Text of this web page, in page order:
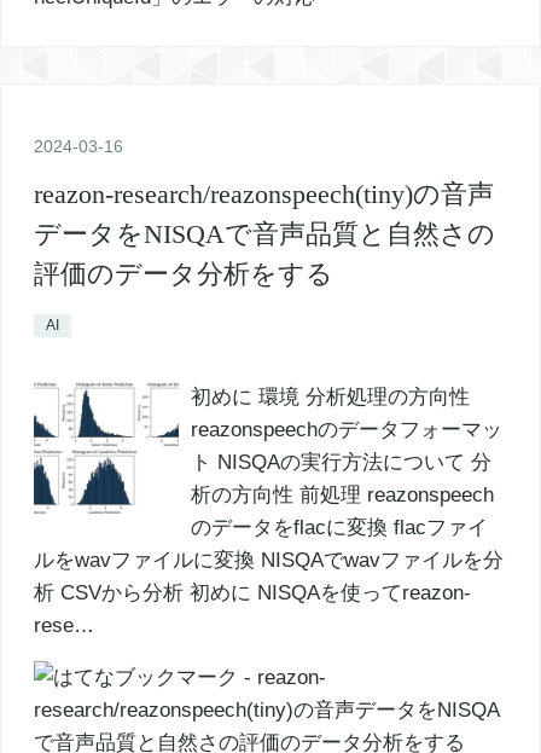
2024-03-16
reazon-research/reazonspeech(tiny)の音声
データをNISQAで音声品質と自然さの
評価のデータ分析をする
AI
初めに 環境 分析処理の方向性
reazonspeechのデータフォーマッ
ト NISQAの実行方法について 分
析の方向性 前処理 reazonspeech
のデータをflacに変換 flacファイ
ルをwavファイルに変換 NISQAでwavファイルを分
析 CSVから分析 初めに NISQAを使ってreazon-
rese…